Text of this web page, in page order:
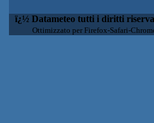
ï¿½ Datameteo tutti i diritti
Ottimizzato per Firefox-Safari-